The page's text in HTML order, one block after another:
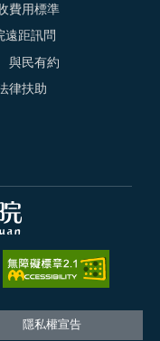
費用標準
遠距訊問
與民有約
律扶助
隱私權宣告